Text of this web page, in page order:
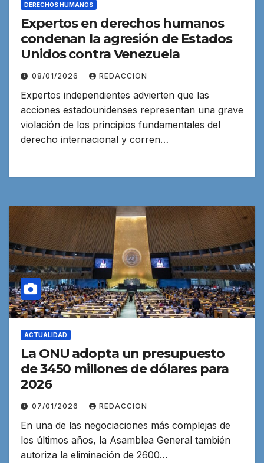
DERECHOS HUMANOS
Expertos en derechos humanos
condenan la agresión de Estados
Unidos contra Venezuela
08/01/2026 REDACCION
Expertos independientes advierten que las
acciones estadounidenses representan una grave
violación de los principios fundamentales del
derecho internacional y corren…
ACTUALIDAD
La ONU adopta un presupuesto
de 3450 millones de dólares para
2026
07/01/2026 REDACCION
En una de las negociaciones más complejas de
los últimos años, la Asamblea General también
autoriza la eliminación de 2600…